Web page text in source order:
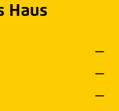
Haus